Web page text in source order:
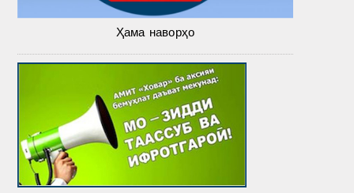
Ҳама наворҳо